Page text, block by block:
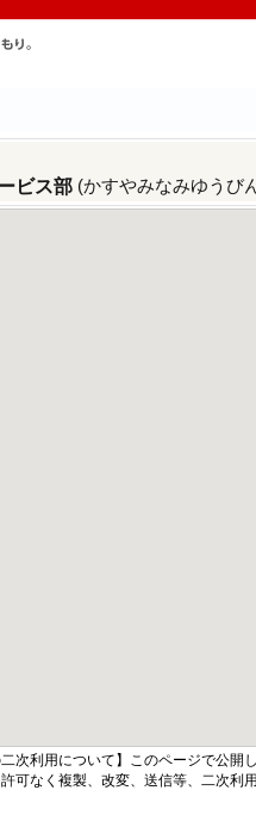
ビス部 (かすやみなみゆうび
二次利用について】このページで公
可なく複製、改変、送信等、二次利